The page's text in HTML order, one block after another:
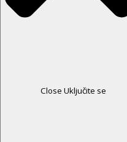
Close Uključite se